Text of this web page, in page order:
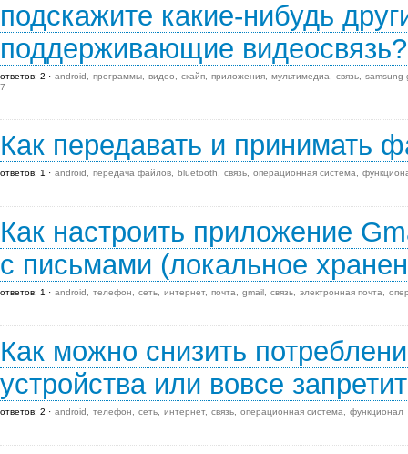
подскажите какие-нибудь
поддерживающие видеосвязь?
ответов: 2 android программы видео скайп приложения мультимедиа связь
samsung
7
Как передавать и принимать
ответов: 1 android передача файлов bluetooth связь операционная система
Как настроить приложение
с письмами (локальное
ответов: 1 android телефон сеть интернет почта gmail связь электронная почта
Как можно снизить
устройства или вовсе
ответов: 2 android телефон сеть интернет связь операционная система функционал